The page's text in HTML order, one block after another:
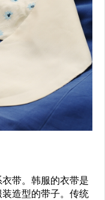
带。韩服的衣带是
造型的带子。传统